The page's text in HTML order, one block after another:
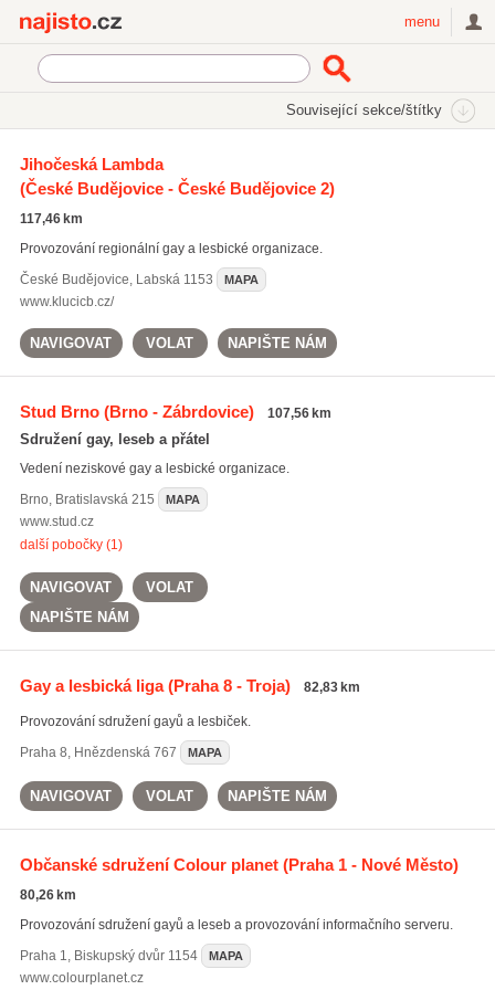
menu
Související sekce/štítky
Lesbické organizace
Jihočeská Lambda
(České Budějovice - České Budějovice 2)
117,46 km
Provozování regionální gay a lesbické organizace.
České Budějovice, Labská 1153 MAPA
www.klucicb.cz/
NAVIGOVAT VOLAT NAPIŠTE NÁM
Stud Brno(Brno - Zábrdovice) 107,56 km
Sdružení gay, leseb a přátel
Vedení neziskové gay a lesbické organizace.
Brno, Bratislavská 215 MAPA
www.stud.cz
další pobočky (1)
NAVIGOVAT
VOLAT
NAPIŠTE NÁM
Gay a lesbická liga(Praha 8 - Troja) 82,83 km
Provozování sdružení gayů a lesbiček.
Praha 8, Hnězdenská 767 MAPA
NAVIGOVAT VOLAT NAPIŠTE NÁM
Občanské sdružení Colour planet(Praha 1 - Nové Město)
80,26 km
Provozování sdružení gayů a leseb a provozování informačního serveru.
Praha 1, Biskupský dvůr 1154 MAPA
www.colourplanet.cz